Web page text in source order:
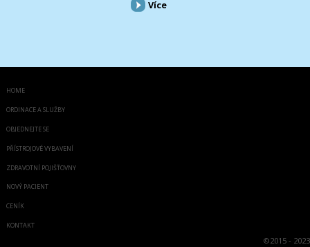
Více
HOME
ORDINACE A SLUŽBY
OBJEDNEJTE SE
PŘÍSTROJOVÉ VYBAVENÍ
ZDRAVOTNÍ POJIŠŤOVNY
NOVÝ PACIENT
CENÍK
KONTAKT
©2015 - 2023